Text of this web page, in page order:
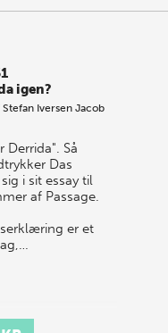
igen?
Stefan Iversen Jacob
Derrida". Så
Das
i sit essay til
af Passage.
er et